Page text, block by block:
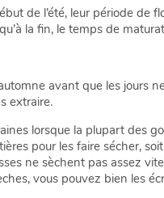
de l’été, leur période de
la fin, le temps de
avant que les jours
extraire.
lorsque la plupart des
pour les faire sécher,
ne sèchent pas assez
vous pouvez bien les